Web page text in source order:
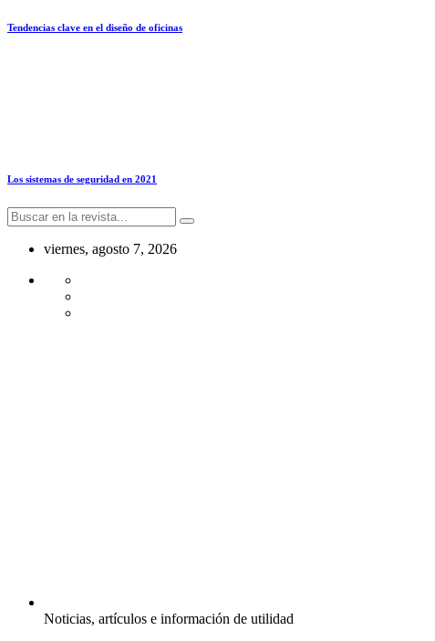
Tendencias clave en el diseño de oficinas
Los sistemas de seguridad en 2021
viernes, agosto 7, 2026
Noticias, artículos e información de utilidad